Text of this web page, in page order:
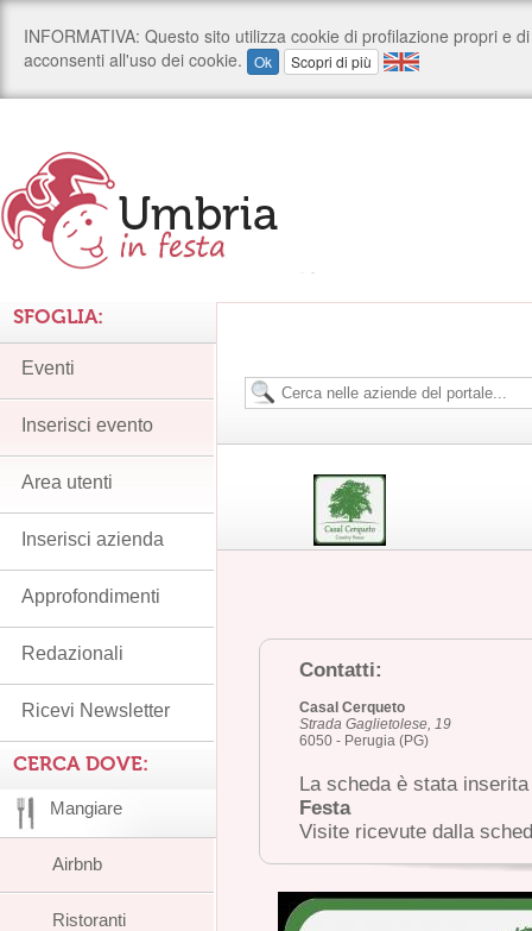
Contatti:
Casal Cerqueto
Strada Gaglietolese, 19
6050 - Perugia (PG)
La scheda è stata
Festa
Visite ricevute dalla
SFOGLIA:
Eventi
Inserisci evento
Area utenti
Inserisci azienda
Approfondimenti
Redazionali
Ricevi Newsletter
CERCA DOVE:
Mangiare
Airbnb
Ristoranti